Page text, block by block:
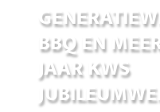
BBQ EN
JAAR KWS